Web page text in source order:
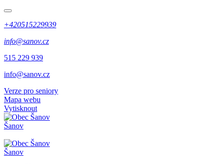
+420515229939
info@sanov.cz
515 229 939
info@sanov.cz
Verze pro seniory
Mapa webu
Vytisknout
Šanov
Šanov